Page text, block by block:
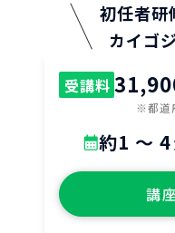
初任者研
カイゴ
受講料
※都道
約1 ～ 4
講